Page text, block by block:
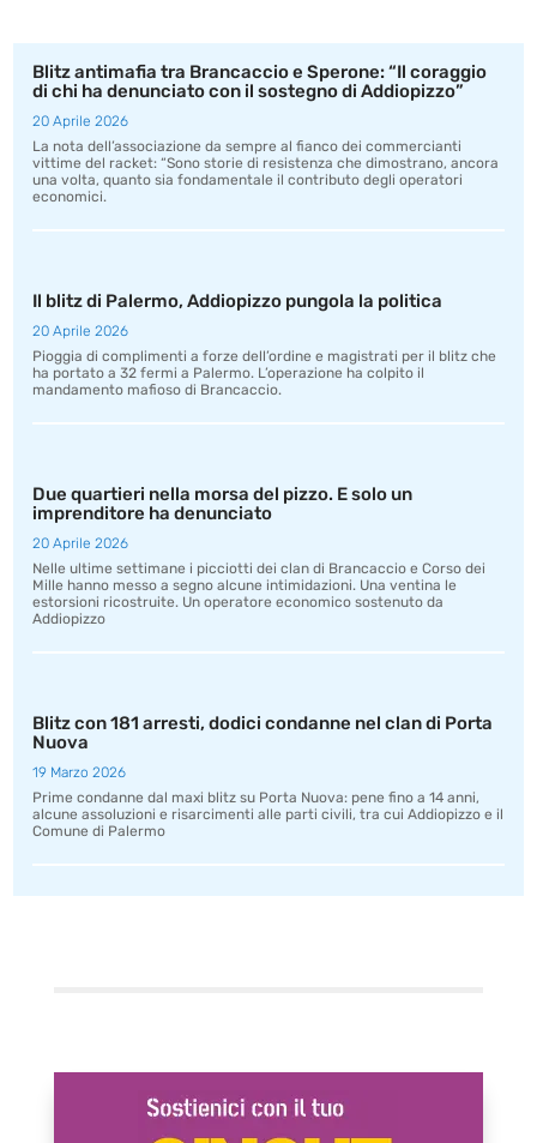
Blitz antimafia tra Brancaccio e Sperone: “Il coraggio
di chi ha denunciato con il sostegno di Addiopizzo”
20 Aprile 2026
La nota dell’associazione da sempre al fianco dei commercianti
vittime del racket: “Sono storie di resistenza che dimostrano, ancora
una volta, quanto sia fondamentale il contributo degli operatori
economici.
Il blitz di Palermo, Addiopizzo pungola la politica
20 Aprile 2026
Pioggia di complimenti a forze dell’ordine e magistrati per il blitz che
ha portato a 32 fermi a Palermo. L’operazione ha colpito il
mandamento mafioso di Brancaccio.
Due quartieri nella morsa del pizzo. E solo un
imprenditore ha denunciato
20 Aprile 2026
Nelle ultime settimane i picciotti dei clan di Brancaccio e Corso dei
Mille hanno messo a segno alcune intimidazioni. Una ventina le
estorsioni ricostruite. Un operatore economico sostenuto da
Addiopizzo
Blitz con 181 arresti, dodici condanne nel clan di Porta
Nuova
19 Marzo 2026
Prime condanne dal maxi blitz su Porta Nuova: pene fino a 14 anni,
alcune assoluzioni e risarcimenti alle parti civili, tra cui Addiopizzo e il
Comune di Palermo